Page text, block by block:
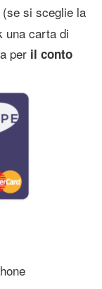
si sceglie la
una carta di
per il conto